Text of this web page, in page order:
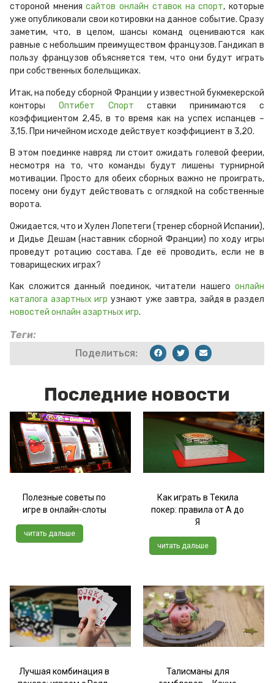
стороной мнениясайтов онлайн ставок на спорт, которые
уже опубликовали свои котировки на данное событие. Сразу
заметим, что, в целом, шансы команд оцениваются как
равные с небольшим преимуществом французов. Гандикап в
пользу французов объясняется тем, что они будут играть
при собственных болельщиках.
Итак, на победу сборной Франции у известной букмекерской
конторы Оптибет Спорт ставки принимаются с
коэффициентом 2,45, в то время как на успех испанцев –
3,15. При ничейном исходе действует коэффициент в 3,20.
В этом поединке навряд ли стоит ожидать голевой феерии,
несмотря на то, что команды будут лишены турнирной
мотивации. Просто для обеих сборных важно не проиграть,
посему они будут действовать с оглядкой на собственные
ворота.
Ожидается, что и Хулен Лопетеги (тренер сборной Испании),
и Дидье Дешам (наставник сборной Франции) по ходу игры
проведут ротацию состава. Где её проводить, если не в
товарищеских играх?
Как сложится данный поединок, читатели нашего онлайн
каталога азартных игр узнают уже завтра, зайдя в раздел
новостей онлайн азартных игр.
Теги:
Поделиться:
Последние новости
Полезные советы по
игре в онлайн-слоты
читать дальше
Как играть в Текила
покер: правила от А до
Я
читать дальше
Лучшая комбинация в
Талисманы для